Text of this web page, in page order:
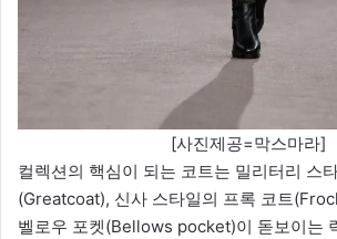
[사진제공=막스마라]
컬렉션의 핵심이 되는 코트는 밀리터리 스
(Greatcoat), 신사 스타일의 프록 코트
벨로우 포켓(Bellows pocket)이 돋보이는